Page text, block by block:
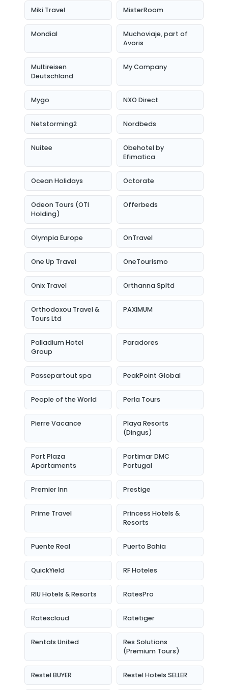
Miki Travel MisterRoom
Mondial
Muchoviaje, part of
Avoris
Multireisen
Deutschland
My Company
Mygo NXO Direct
Netstorming2 Nordbeds
Nuitee
Obehotel by
Efimatica
Ocean Holidays Octorate
Odeon Tours (OTI
Holding)
Offerbeds
Olympia Europe OnTravel
One Up Travel OneTourismo
Onix Travel Orthanna Spltd
Orthodoxou Travel &
Tours Ltd
PAXIMUM
Palladium Hotel
Group
Paradores
Passepartout spa PeakPoint Global
People of the World Perla Tours
Pierre Vacance
Playa Resorts
(Dingus)
Port Plaza
Apartaments
Portimar DMC
Portugal
Premier Inn Prestige
Prime Travel
Princess Hotels &
Resorts
Puente Real Puerto Bahia
QuickYield RF Hoteles
RIU Hotels & Resorts RatesPro
Ratescloud Ratetiger
Rentals United
Res Solutions
(Premium Tours)
Restel BUYER Restel Hotels SELLER